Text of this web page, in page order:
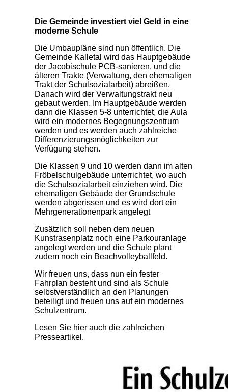
Die Gemeinde investiert viel Geld in eine
moderne Schule
Die Umbaupläne sind nun öffentlich. Die
Gemeinde Kalletal wird das Hauptgebäude
der Jacobischule PCB-sanieren, und die
älteren Trakte (Verwaltung, den ehemaligen
Trakt der Schulsozialarbeit) abreißen.
Danach wird der Verwaltungstrakt neu
gebaut werden. Im Hauptgebäude werden
dann die Klassen 5-8 unterrichtet, die Aula
wird ein modernes Begegnungszentrum
werden und es werden auch zahlreiche
Differenzierungsmöglichkeiten zur
Verfügung stehen.
Die Klassen 9 und 10 werden dann im alten
Fröbelschulgebäude unterrichtet, wo auch
die Schulsozialarbeit einziehen wird. Die
ehemaligen Gebäude der Grundschule
werden abgerissen und es wird dort ein
Mehrgenerationenpark angelegt
Zusätzlich soll neben dem neuen
Kunstrasenplatz noch eine Parkouranlage
angelegt werden und die Schule plant
zudem noch ein Beachvolleyballfeld.
Wir freuen uns, dass nun ein fester
Fahrplan besteht und sind als Schule
selbstverständlich an den Planungen
beteiligt und freuen uns auf ein modernes
Schulzentrum.
Lesen Sie hier auch die zahlreichen
Presseartikel.